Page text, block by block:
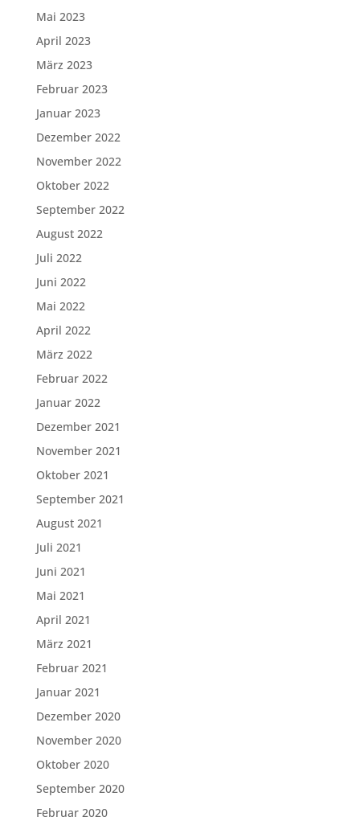
Mai 2023
April 2023
März 2023
Februar 2023
Januar 2023
Dezember 2022
November 2022
Oktober 2022
September 2022
August 2022
Juli 2022
Juni 2022
Mai 2022
April 2022
März 2022
Februar 2022
Januar 2022
Dezember 2021
November 2021
Oktober 2021
September 2021
August 2021
Juli 2021
Juni 2021
Mai 2021
April 2021
März 2021
Februar 2021
Januar 2021
Dezember 2020
November 2020
Oktober 2020
September 2020
Februar 2020